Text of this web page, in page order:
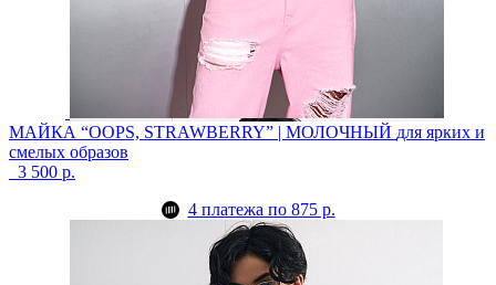
МАЙКА “OOPS, STRAWBERRY” | МОЛОЧНЫЙ для ярких и
смелых образов
3 500 р.
4 платежа по 875 р.